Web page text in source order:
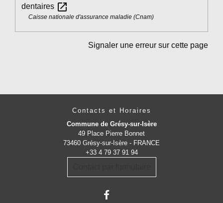
dentaires open_in_new
Caisse nationale d'assurance maladie (Cnam)
Signaler une erreur sur cette page
Contacts et Horaires
Commune de Grésy-sur-Isère
49 Place Pierre Bonnet
73460 Grésy-sur-Isère - FRANCE
+33 4 79 37 91 94